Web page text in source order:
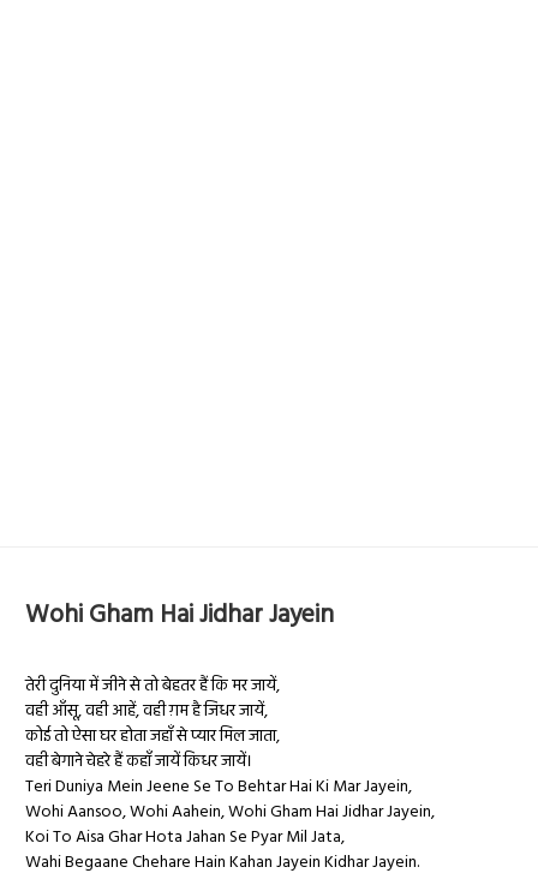
Wohi Gham Hai Jidhar Jayein
तेरी दुनिया में जीने से तो बेहतर हैं कि मर जायें,
वही आँसू, वही आहें, वही ग़म है जिधर जायें,
कोई तो ऐसा घर होता जहाँ से प्यार मिल जाता,
वही बेगाने चेहरे हैं कहाँ जायें किधर जायें।
Teri Duniya Mein Jeene Se To Behtar Hai Ki Mar Jayein,
Wohi Aansoo, Wohi Aahein, Wohi Gham Hai Jidhar Jayein,
Koi To Aisa Ghar Hota Jahan Se Pyar Mil Jata,
Wahi Begaane Chehare Hain Kahan Jayein Kidhar Jayein.